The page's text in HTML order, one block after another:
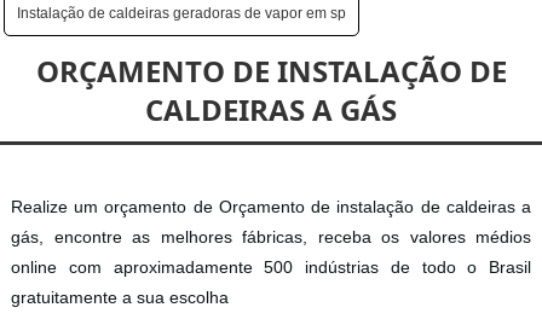
Instalação de caldeiras geradoras de vapor em sp
ORÇAMENTO DE INSTALAÇÃO DE
CALDEIRAS A GÁS
Realize um orçamento de Orçamento de instalação de caldeiras a
gás, encontre as melhores fábricas, receba os valores médios
online com aproximadamente 500 indústrias de todo o Brasil
gratuitamente a sua escolha